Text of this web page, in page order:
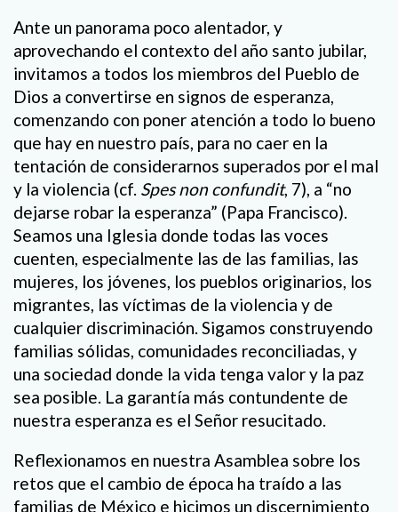
Ante un panorama poco alentador, y
aprovechando el contexto del año santo jubilar,
invitamos a todos los miembros del Pueblo de
Dios a convertirse en signos de esperanza,
comenzando con poner atención a todo lo bueno
que hay en nuestro país, para no caer en la
tentación de considerarnos superados por el mal
y la violencia (cf. Spes non confundit, 7), a “no
dejarse robar la esperanza” (Papa Francisco).
Seamos una Iglesia donde todas las voces
cuenten, especialmente las de las familias, las
mujeres, los jóvenes, los pueblos originarios, los
migrantes, las víctimas de la violencia y de
cualquier discriminación. Sigamos construyendo
familias sólidas, comunidades reconciliadas, y
una sociedad donde la vida tenga valor y la paz
sea posible. La garantía más contundente de
nuestra esperanza es el Señor resucitado.
Reflexionamos en nuestra Asamblea sobre los
retos que el cambio de época ha traído a las
familias de México e hicimos un discernimiento